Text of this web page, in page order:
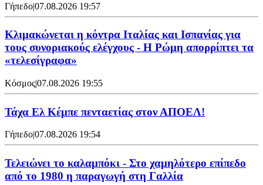
Γήπεδο|07.08.2026 19:57
Κλιμακώνεται η κόντρα Ιταλίας και Ισπανίας για
τους συνοριακούς ελέγχους - Η Ρώμη απορρίπτει τα
«τελεσίγραφα»
Κόσμος|07.08.2026 19:55
Τάχα Ελ Κέμπε πενταετίας στον ΑΠΟΕΛ!
Γήπεδο|07.08.2026 19:54
Τελειώνει το καλαμπόκι - Στο χαμηλότερο επίπεδο
από το 1980 η παραγωγή στη Γαλλία